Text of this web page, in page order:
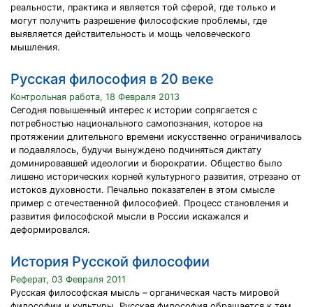
реальности, практика и является той сферой, где только и
могут получить разрешение философские проблемы, где
выявляется действительность и мощь человеческого
мышления.
Русская философия в 20 веке
Контрольная работа, 18 Февраля 2013
Сегодня повышенный интерес к истории сопрягается с
потребностью национального самопознания, которое на
протяжении длительного времени искусственно ограничивалось
и подавлялось, будучи вынуждено подчиняться диктату
доминировавшей идеологии и бюрократии. Общество было
лишено исторических корней культурного развития, отрезано от
истоков духовности. Печально показателен в этом смысле
пример с отечественной философией. Процесс становления и
развития философской мысли в России искажался и
деформировался.
История Русской философии
Реферат, 03 Февраля 2011
Русская философская мысль – органическая часть мировой